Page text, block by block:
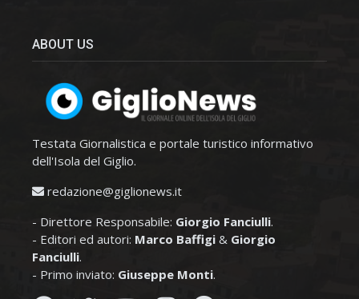
ABOUT US
Testata Giornalistica e portale turistico informativo
dell'Isola del Giglio.
redazione@giglionews.it
- Direttore Responsabile: Giorgio Fanciulli.
- Editori ed autori: Marco Baffigi & Giorgio
Fanciulli.
- Primo inviato: Giuseppe Monti.